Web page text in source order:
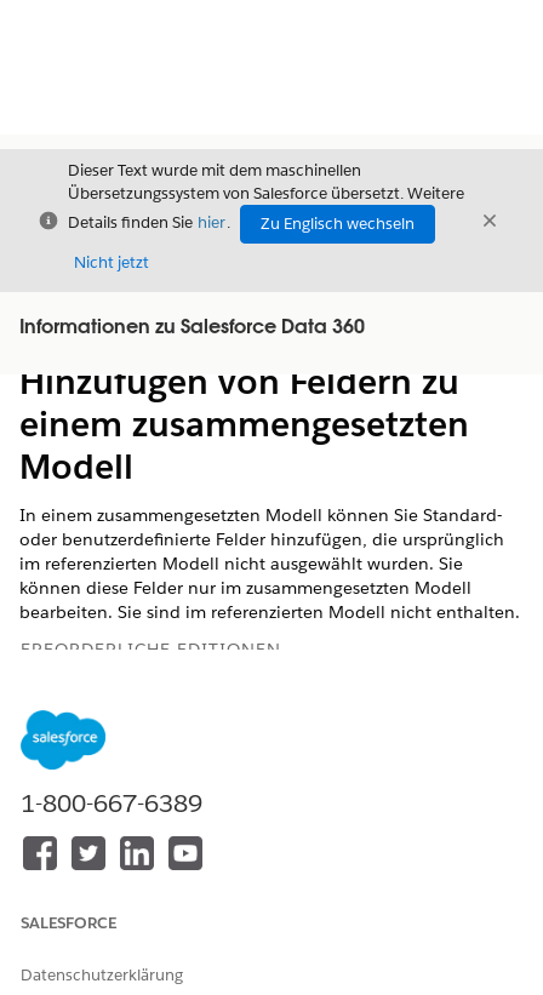
Schließen
Dieser Text wurde mit dem maschinellen
Übersetzungssystem von Salesforce übersetzt. Weitere
Details finden Sie hier.
Zu Englisch wechseln
Nicht jetzt
Informationen zu Salesforce Data 360
Inhalt anzeigen
Inhalt
Hinzufügen von Feldern zu
einem zusammengesetzten
Modell
In einem zusammengesetzten Modell können Sie Standard-
oder benutzerdefinierte Felder hinzufügen, die ursprünglich
im referenzierten Modell nicht ausgewählt wurden. Sie
können diese Felder nur im zusammengesetzten Modell
bearbeiten. Sie sind im referenzierten Modell nicht enthalten.
ERFORDERLICHE EDITIONEN
Verfügbarkeit:
Verfügbarkeit:
ERFORDERLICHE BENUTZERBERECHTIGUNGEN
Modell auswählen oder klicken Sie im linken Bereich für
1-800-667-6389
SALESFORCE
Datenschutzerklärung